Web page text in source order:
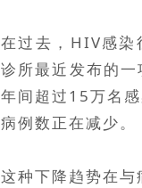
在过去，HIV感染
诊所最近发布的
年间超过15万名
病例数正在减少。
这种下降趋势在与